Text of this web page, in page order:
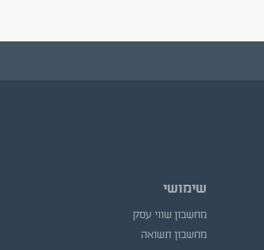
שימושי
מחשבון שווי עסק
מחשבון תשואה